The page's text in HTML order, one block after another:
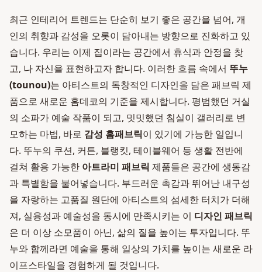
최근 인테리어 트렌드는 단순히 보기 좋은 공간을 넘어, 개
인의 취향과 감성을 오롯이 담아내는 방향으로 진화하고 있
습니다. 우리는 이제 집이라는 공간에서 휴식과 안정을 찾
고, 나 자신을 표현하고자 합니다. 이러한 흐름 속에서 뚜누
(tounou)는 아티스트의 독창적인 디자인을 담은 패브릭 제
품으로 새로운 홈데코의 기준을 제시합니다. 평범했던 거실
의 소파가 예술 작품이 되고, 밋밋했던 침실이 갤러리로 변
모하는 마법, 바로 감성 홈패브릭이 있기에 가능한 일입니
다. 뚜누의 쿠션, 커튼, 블랭킷, 테이블웨어 등 생활 전반에
걸쳐 활용 가능한 아트라미 패브릭 제품들은 공간에 생동감
과 특별함을 불어넣습니다. 부드러운 촉감과 뛰어난 내구성
을 자랑하는 고품질 원단에 아티스트의 섬세한 터치가 더해
져, 실용성과 예술성을 동시에 만족시키는 이 디자인 패브릭
은 더 이상 소모품이 아닌, 삶의 질을 높이는 투자입니다. 뚜
누와 함께라면 예술을 통해 일상의 가치를 높이는 새로운 라
이프스타일을 경험하게 될 것입니다.